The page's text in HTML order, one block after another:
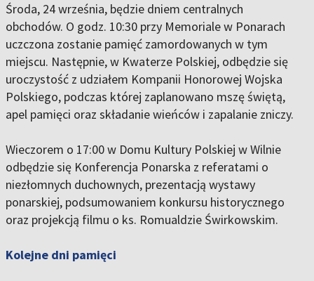
Środa, 24 września, będzie dniem centralnych
obchodów. O godz. 10:30 przy Memoriale w Ponarach
uczczona zostanie pamięć zamordowanych w tym
miejscu. Następnie, w Kwaterze Polskiej, odbędzie się
uroczystość z udziałem Kompanii Honorowej Wojska
Polskiego, podczas której zaplanowano mszę świętą,
apel pamięci oraz składanie wieńców i zapalanie zniczy.
Wieczorem o 17:00 w Domu Kultury Polskiej w Wilnie
odbędzie się Konferencja Ponarska z referatami o
niezłomnych duchownych, prezentacją wystawy
ponarskiej, podsumowaniem konkursu historycznego
oraz projekcją filmu o ks. Romualdzie Świrkowskim.
Kolejne dni pamięci